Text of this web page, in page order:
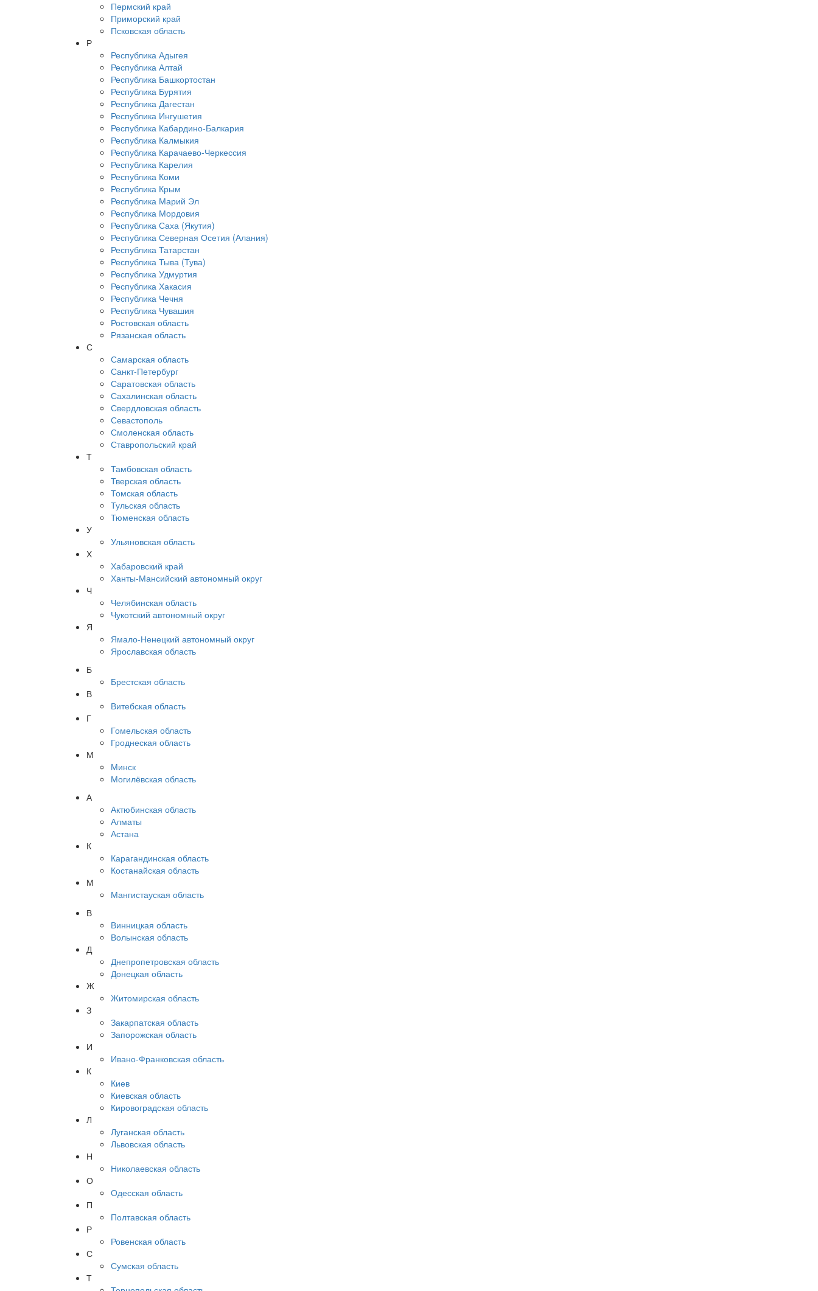
Пермский край
Приморский край
Псковская область
Р
Республика Адыгея
Республика Алтай
Республика Башкортостан
Республика Бурятия
Республика Дагестан
Республика Ингушетия
Республика Кабардино-Балкария
Республика Калмыкия
Республика Карачаево-Черкессия
Республика Карелия
Республика Коми
Республика Крым
Республика Марий Эл
Республика Мордовия
Республика Саха (Якутия)
Республика Северная Осетия (Алания)
Республика Татарстан
Республика Тыва (Тува)
Республика Удмуртия
Республика Хакасия
Республика Чечня
Республика Чувашия
Ростовская область
Рязанская область
С
Самарская область
Санкт-Петербург
Саратовская область
Сахалинская область
Свердловская область
Севастополь
Смоленская область
Ставропольский край
Т
Тамбовская область
Тверская область
Томская область
Тульская область
Тюменская область
У
Ульяновская область
Х
Хабаровский край
Ханты-Мансийский автономный округ
Ч
Челябинская область
Чукотский автономный округ
Я
Ямало-Ненецкий автономный округ
Ярославская область
Б
Брестская область
В
Витебская область
Г
Гомельская область
Гроднеская область
М
Минск
Могилёвская область
А
Актюбинская область
Алматы
Астана
К
Карагандинская область
Костанайская область
М
Мангистауская область
В
Винницкая область
Волынская область
Д
Днепропетровская область
Донецкая область
Ж
Житомирская область
З
Закарпатская область
Запорожская область
И
Ивано-Франковская область
К
Киев
Киевская область
Кировоградская область
Л
Луганская область
Львовская область
Н
Николаевская область
О
Одесская область
П
Полтавская область
Р
Ровенская область
С
Сумская область
Т